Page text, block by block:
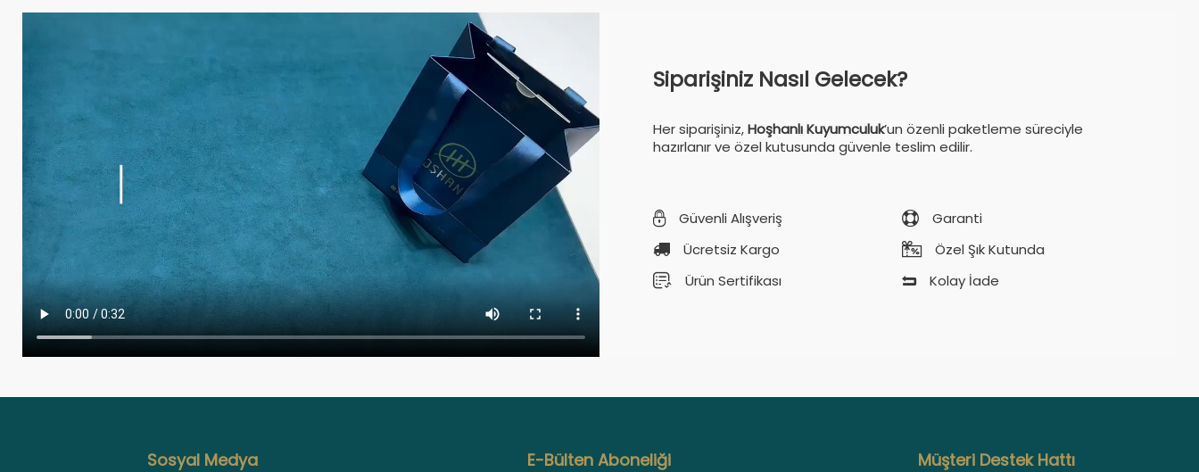
Siparişiniz Nasıl Gelecek?
Her siparişiniz,Hoşhanlı Kuyumculuk’un özenli paketleme süreciyle
hazırlanır ve özel kutusunda güvenle teslim edilir.
Güvenli Alışveriş
Garanti
Ücretsiz Kargo
Özel Şık Kutunda
Ürün Sertifikası
Kolay İade
Sosyal Medya E-Bülten Aboneliği Müşteri Destek Hattı